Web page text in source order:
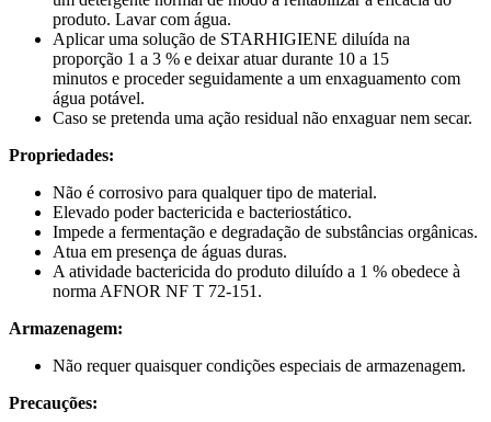
produto. Lavar com água.
Aplicar uma solução de STARHIGIENE diluída na
proporção 1 a 3 % e deixar atuar durante 10 a 15
minutos e proceder seguidamente a um enxaguamento com
água potável.
Caso se pretenda uma ação residual não enxaguar nem secar.
Propriedades:
Não é corrosivo para qualquer tipo de material.
Elevado poder bactericida e bacteriostático.
Impede a fermentação e degradação de substâncias orgânicas.
Atua em presença de águas duras.
A atividade bactericida do produto diluído a 1 % obedece à
norma AFNOR NF T 72-151.
Armazenagem:
Não requer quaisquer condições especiais de armazenagem.
Precauções: